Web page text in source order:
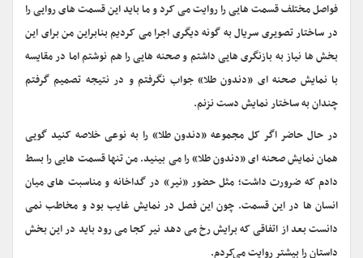
فواصل مختلف قسمت هایی را روایت می کرد و ما باید این قسمت های روایی را
در ساختار تصویری سریال به گونه دیگری اجرا می کردیم بنابراین من برای این
بخش ها نیاز به بازنگری هایی داشتم و صحنه هایی را هم نوشتم اما در مقایسه
با نمایش صحنه ای «دندون طلا» جواب نگرفتم و در نتیجه تصمیم گرفتم
چندان به ساختار نمایش دست نزنم.
در حال حاضر اگر کل مجموعه «دندون طلا» را به نوعی خلاصه کنید گویی
همان نمایش صحنه ای «دندون طلا» را می بینید. من تنها قسمت هایی را بسط
دادم که ضرورت داشت؛ مثل حضور «نیر» در گداخانه و مناسبت های میان
انسان ها در این قسمت. چون این فصل در نمایش غایب بود و مخاطب نمی
دانست بعد از اتفاقی که برایش رخ می دهد نیر کجا می رود باید در این بخش
داستان را بیشتر روایت می‌کردم.